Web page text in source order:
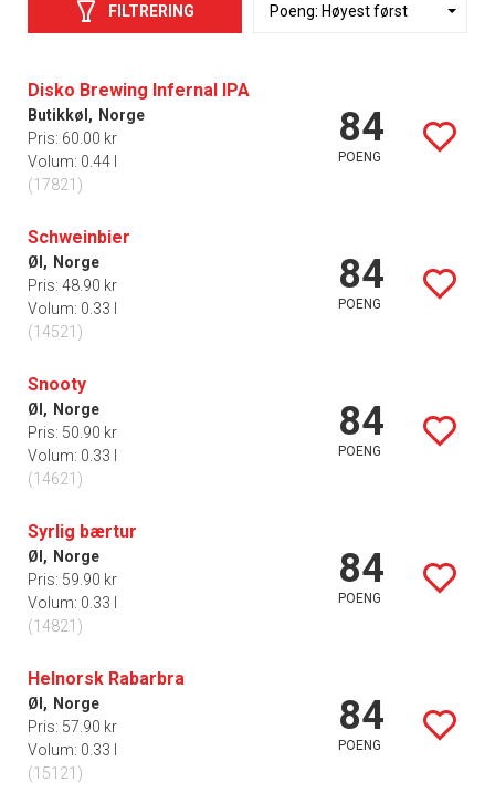
FILTRERING
Disko Brewing Infernal IPA
Butikkøl, Norge
Pris: 60.00 kr
Volum: 0.44 l
(17821)
84
POENG
Schweinbier
Øl, Norge
Pris: 48.90 kr
Volum: 0.33 l
(14521)
84
POENG
Snooty
Øl, Norge
Pris: 50.90 kr
Volum: 0.33 l
(14621)
84
POENG
Syrlig bærtur
Øl, Norge
Pris: 59.90 kr
Volum: 0.33 l
(14821)
84
POENG
Helnorsk Rabarbra
Øl, Norge
Pris: 57.90 kr
Volum: 0.33 l
(15121)
84
POENG